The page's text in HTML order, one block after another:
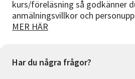
kurs/föreläsning så godkänner
anmälningsvillkor och
MER HÄR
Har du några frågor?